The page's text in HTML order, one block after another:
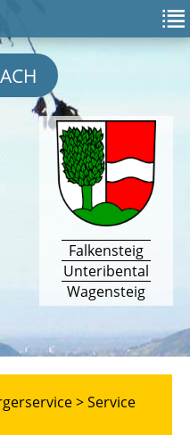
Falkensteig
Unteribental
Wagensteig
>Service